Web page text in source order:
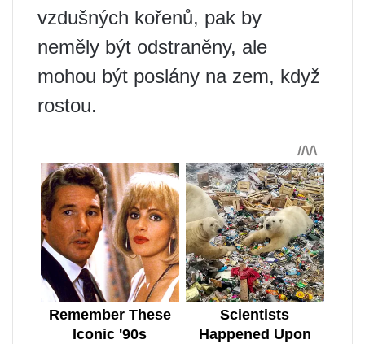
vzdušných kořenů, pak by
neměly být odstraněny, ale
mohou být poslány na zem, když
rostou.